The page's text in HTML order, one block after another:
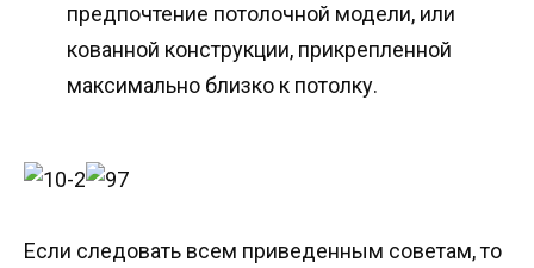
предпочтение потолочной модели, или
кованной конструкции, прикрепленной
максимально близко к потолку.
Если следовать всем приведенным советам, то